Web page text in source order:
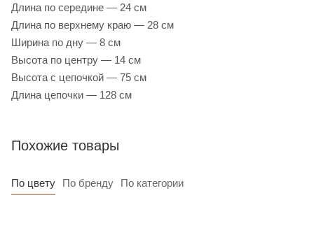
Длина по середине — 24 см
Длина по верхнему краю — 28 см
Ширина по дну — 8 см
Высота по центру — 14 см
Высота с цепочкой — 75 см
Длина цепочки — 128 см
Похожие товары
По цвету По бренду По категории